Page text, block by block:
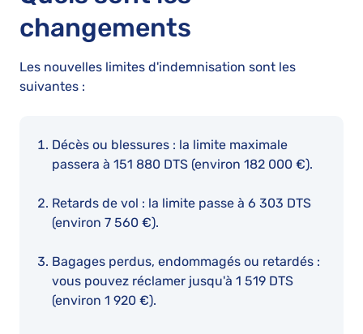
changements
Les nouvelles limites d'indemnisation sont les
suivantes :
Décès ou blessures : la limite maximale
passera à 151 880 DTS (environ 182 000 €).
Retards de vol : la limite passe à 6 303 DTS
(environ 7 560 €).
Bagages perdus, endommagés ou retardés :
vous pouvez réclamer jusqu'à 1 519 DTS
(environ 1 920 €).